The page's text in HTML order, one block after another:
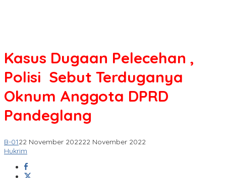
Kasus Dugaan Pelecehan ,
Polisi Sebut Terduganya
Oknum Anggota DPRD
Pandeglang
B-0122 November 202222 November 2022
Hukrim